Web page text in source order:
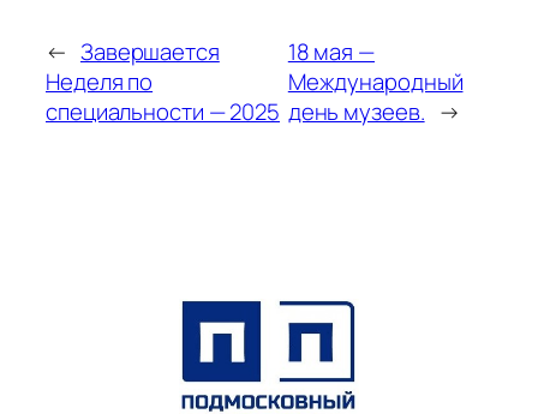
← Завершается
Неделя по
специальности — 2025
18 мая —
Международный
день музеев. →